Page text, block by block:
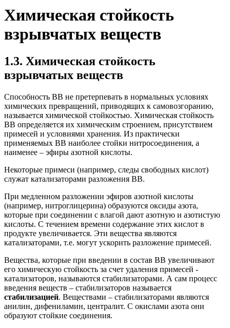
Химическая стойкость
взрывчатых веществ
1.3. Химическая стойкость
взрывчатых веществ
Способность ВВ не претерпевать в нормальных условиях
химических превращений, приводящих к самовозгоранию,
называется химической стойкостью. Химическая стойкость
ВВ определяется их химическим строением, присутствием
примесей и условиями хранения. Из практически
применяемых ВВ наиболее стойки нитросоединения, а
наименее – эфиры азотной кислоты.
Некоторые примеси (например, следы свободных кислот)
служат катализаторами разложения ВВ.
При медленном разложении эфиров азотной кислоты
(например, нитроглицерина) образуются оксиды азота,
которые при соединении с влагой дают азотную и азотистую
кислоты. С течением времени содержание этих кислот в
продукте увеличивается. Эти вещества являются
катализаторами, т.е. могут ускорить разложение примесей.
Вещества, которые при введении в состав ВВ увеличивают
его химическую стойкость за счет удаления примесей -
катализаторов, называются стабилизаторами. А сам процесс
введения веществ – стабилизаторов называется
стабилизацией. Веществами – стабилизаторами являются
анилин, дифениламин, централит. С окислами азота они
образуют стойкие соединения.